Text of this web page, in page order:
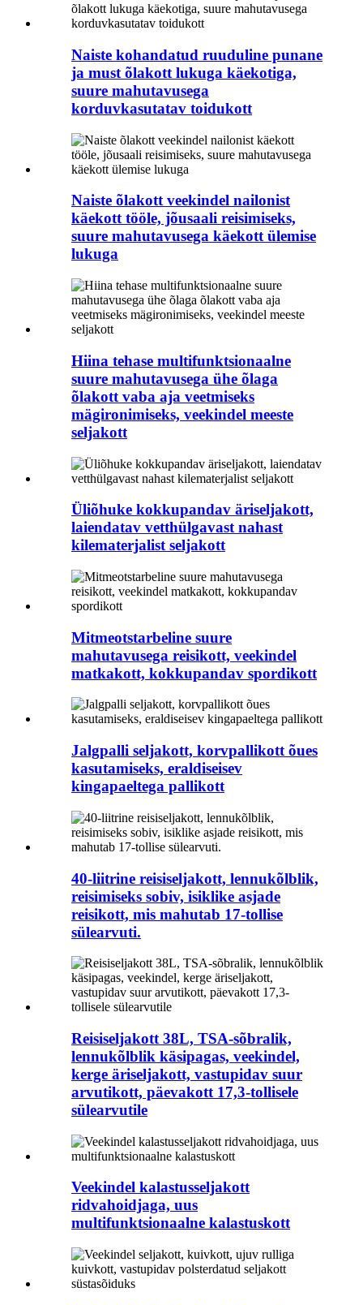
Naiste kohandatud ruuduline punane
ja must õlakott lukuga käekotiga,
suure mahutavusega
korduvkasutatav toidukott
Naiste õlakott veekindel nailonist
käekott tööle, jõusaali reisimiseks,
suure mahutavusega käekott ülemise
lukuga
Hiina tehase multifunktsionaalne
suure mahutavusega ühe õlaga
õlakott vaba aja veetmiseks
mägironimiseks, veekindel meeste
seljakott
Üliõhuke kokkupandav äriseljakott,
laiendatav vetthülgavast nahast
kilematerjalist seljakott
Mitmeotstarbeline suure
mahutavusega reisikott, veekindel
matkakott, kokkupandav spordikott
Jalgpalli seljakott, korvpallikott õues
kasutamiseks, eraldiseisev
kingapaeltega pallikott
40-liitrine reisiseljakott, lennukõlblik,
reisimiseks sobiv, isiklike asjade
reisikott, mis mahutab 17-tollise
sülearvuti.
Reisiseljakott 38L, TSA-sõbralik,
lennukõlblik käsipagas, veekindel,
kerge äriseljakott, vastupidav suur
arvutikott, päevakott 17,3-tollisele
sülearvutile
Veekindel kalastusseljakott
ridvahoidjaga, uus
multifunktsionaalne kalastuskott